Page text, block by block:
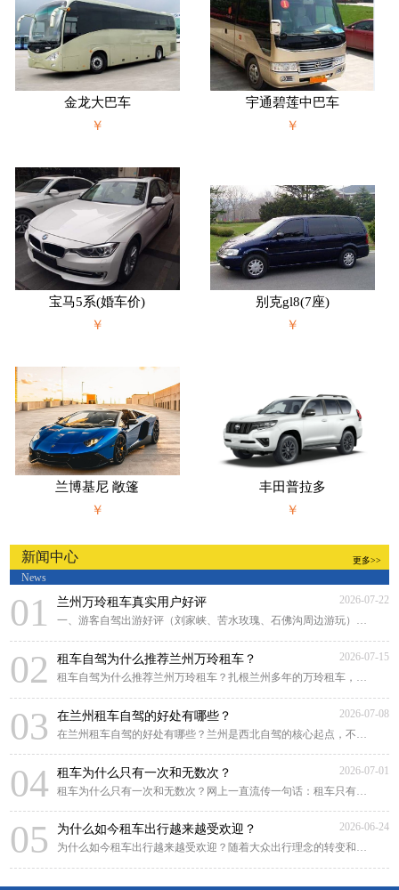
金龙大巴车
￥
宇通碧莲中巴车
￥
宝马5系(婚车价)
￥
别克gl8(7座)
￥
兰博基尼 敞篷
￥
丰田普拉多
￥
新闻中心 更多>>
News
01 兰州万玲租车真实用户好评
2026-07-22
一、游客自驾出游好评（刘家峡、苦水玫瑰、石佛沟周边游玩）来兰州游玩，对比好几家租
02 租车自驾为什么推荐兰州万玲租车？
2026-07-15
租车自驾为什么推荐兰州万玲租车？扎根兰州多年的万玲租车，凭借本土化深耕、贴心靠谱
03 在兰州租车自驾的好处有哪些？
2026-07-08
在兰州租车自驾的好处有哪些？兰州是西北自驾的核心起点，不管是市区畅游黄河风情线，
04 租车为什么只有一次和无数次？
2026-07-01
租车为什么只有一次和无数次？网上一直流传一句话：租车只有一次和无数次。很多人原
05 为什么如今租车出行越来越受欢迎？
2026-06-24
为什么如今租车出行越来越受欢迎？随着大众出行理念的转变和租车行业的规范化发展，租